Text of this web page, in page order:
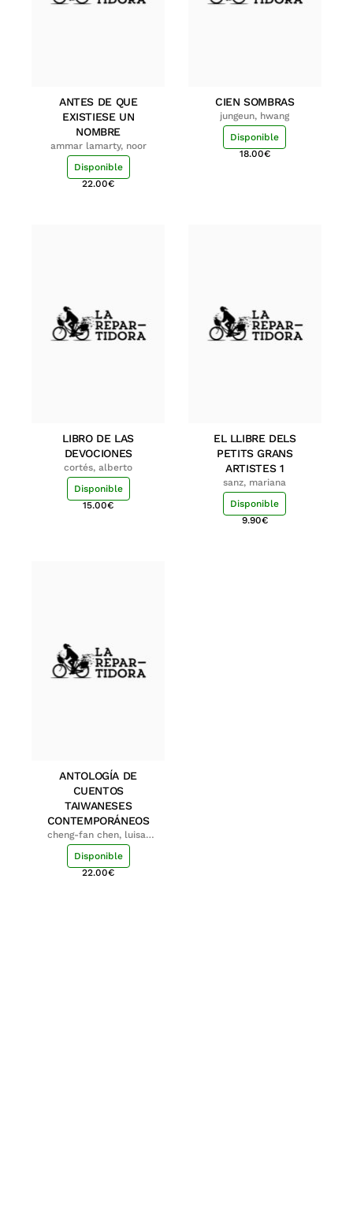
ANTES DE QUE
EXISTIESE UN
NOMBRE
ammar lamarty, noor
Disponible
22.00€
CIEN SOMBRAS
jungeun, hwang
Disponible
18.00€
LIBRO DE LAS
DEVOCIONES
cortés, alberto
Disponible
15.00€
EL LLIBRE DELS
PETITS GRANS
ARTISTES 1
sanz, mariana
Disponible
9.90€
ANTOLOGÍA DE
CUENTOS
TAIWANESES
CONTEMPORÁNEOS
cheng-fan chen, luisa;
shu-ying chang, luisa
Disponible
22.00€